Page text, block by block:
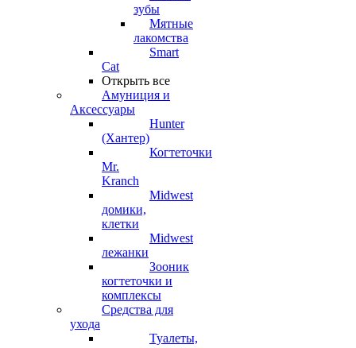
зубы
Мятные
лакомства
Smart
Cat
Открыть все
Амуниция и
Аксессуары
Hunter
(Хантер)
Когтеточки
Mr.
Kranch
Midwest
домики,
клетки
Midwest
лежанки
Зооник
когтеточки и
комплексы
Средства для
ухода
Туалеты,